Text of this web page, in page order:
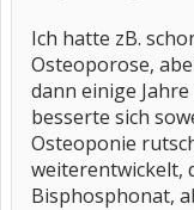
Ich hatte zB.
Osteoporose,
dann einige
besserte sich
Osteoponie
weiterentwickelt,
Bisphosphonat,